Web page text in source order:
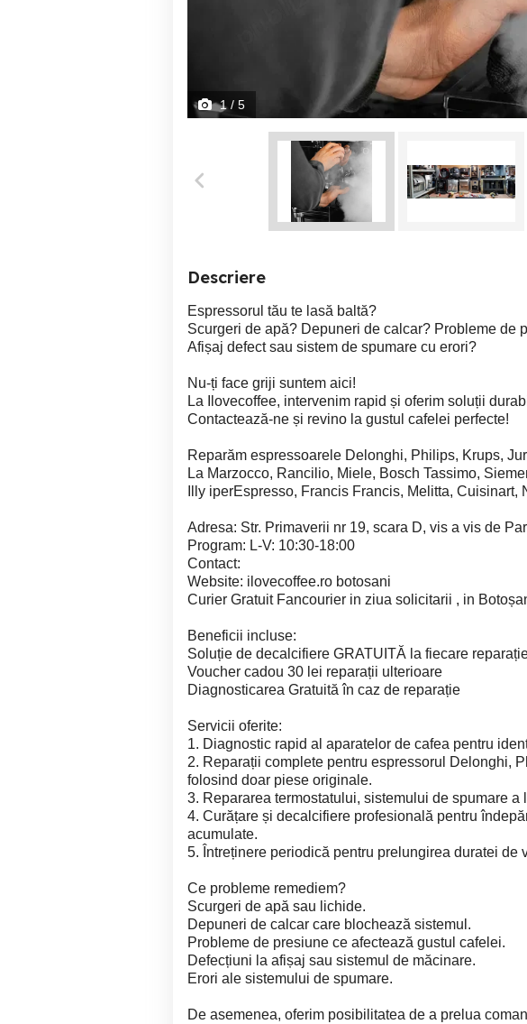
1 / 5
Descriere
Espressorul tău te lasă baltă?
Scurgeri de apă? Depuneri de calcar? Probleme de
Afișaj defect sau sistem de spumare cu erori?
Nu-ți face griji suntem aici!
La Ilovecoffee, intervenim rapid și oferim soluții
Contactează-ne și revino la gustul cafelei perfecte!
Reparăm espressoarele Delonghi, Philips, Krups,
La Marzocco, Rancilio, Miele, Bosch Tassimo,
Illy iperEspresso, Francis Francis, Melitta, Cuisinart,
Adresa: Str. Primaverii nr 19, scara D, vis a vis de
Program: L-V: 10:30-18:00
Contact:
Website: ilovecoffee.ro botosani
Curier Gratuit Fancourier in ziua solicitarii , in
Beneficii incluse:
Soluție de decalcifiere GRATUITĂ la fiecare
Voucher cadou 30 lei reparații ulterioare
Diagnosticarea Gratuită în caz de reparație
Servicii oferite:
1. Diagnostic rapid al aparatelor de cafea pentru
2. Reparații complete pentru espressorul Delonghi,
folosind doar piese originale.
3. Repararea termostatului, sistemului de spumare
4. Curățare și decalcifiere profesională pentru
acumulate.
5. Întreținere periodică pentru prelungirea duratei de
Ce probleme remediem?
Scurgeri de apă sau lichide.
Depuneri de calcar care blochează sistemul.
Probleme de presiune ce afectează gustul cafelei.
Defecțiuni la afișaj sau sistemul de măcinare.
Erori ale sistemului de spumare.
De asemenea, oferim posibilitatea de a prelua